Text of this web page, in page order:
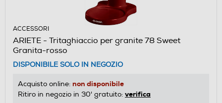
ACCESSORI
ARIETE - Tritaghiaccio per granite 78 Sweet
Granita-rosso
DISPONIBILE SOLO IN NEGOZIO
Acquisto online: non disponibile
Ritiro in negozio in 30' gratuito: verifica